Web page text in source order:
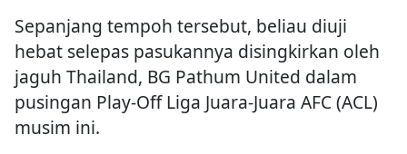
Sepanjang tempoh tersebut, beliau diuji
hebat selepas pasukannya disingkirkan oleh
jaguh Thailand, BG Pathum United dalam
pusingan Play-Off Liga Juara-Juara AFC (ACL)
musim ini.